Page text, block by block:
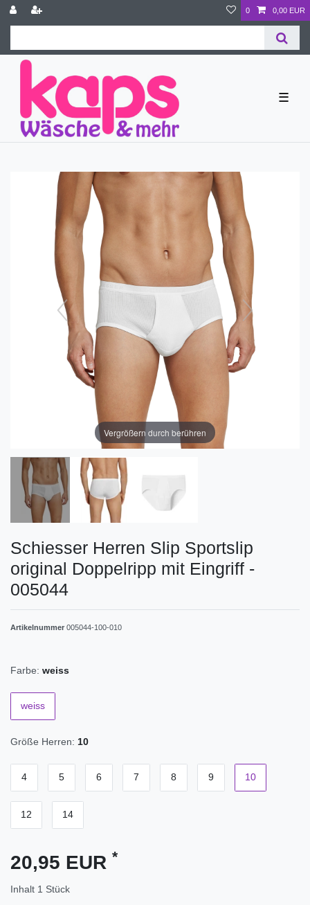
0 0,00 EUR
☰
Vergrößern durch berühren
Schiesser Herren Slip Sportslip
original Doppelripp mit Eingriff -
005044
Artikelnummer 005044-100-010
Farbe: weiss
weiss
Größe Herren: 10
4 5 6 7 8 9 10
12 14
20,95 EUR *
Inhalt 1 Stück